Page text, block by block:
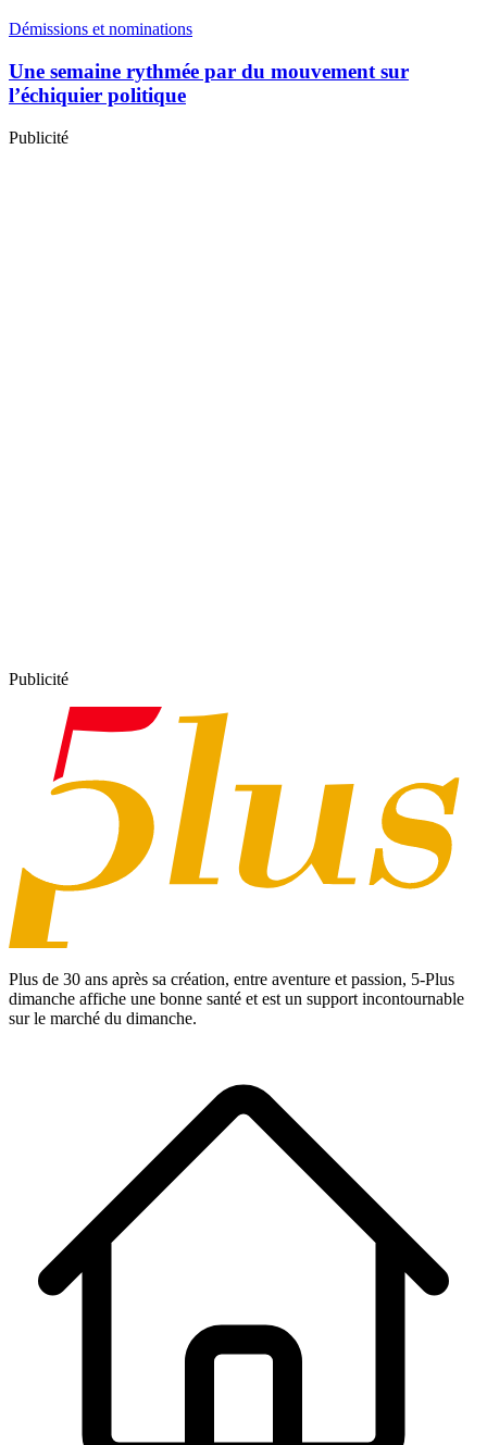
Démissions et nominations
Une semaine rythmée par du mouvement sur
l’échiquier politique
Publicité
Publicité
Plus de 30 ans après sa création, entre aventure et passion, 5-Plus
dimanche affiche une bonne santé et est un support incontournable
sur le marché du dimanche.